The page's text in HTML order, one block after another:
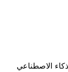
الاصطناعي